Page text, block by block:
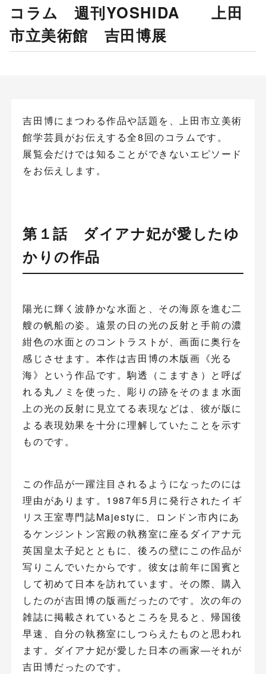
コラム 週刊YOSHIDA 上田
市立美術館 吉田博展
吉田博にまつわる作品や話題を、上田市立美術
館学芸員がお伝えする全8回のコラムです。
展覧会だけでは知ることができないエピソード
をお伝えします。
第１話 ダイアナ妃が愛したゆ
かりの作品
陽光に輝く波静かな水面と、その海原を進む二
艘の帆船の姿。遠景の日の光の反射と手前の濃
紺色の水面とのコントラストが、画面に奥行を
感じさせます。本作は吉田博の木版画《光る
海》という作品です。駒透（こますき）と呼ば
れる丸ノミを使った、彫りの跡をそのまま水面
上の光の反射に見立てる表現などは、彼が版に
よる表現効果を十分に理解していたことを示す
ものです。
この作品が一躍注目されるようになったのには
理由があります。1987年5月に発行されたイギ
リス王室専門誌Majestyに、ロンドン市内にあ
るケンジントン宮殿の執務室に座るダイアナ元
英国皇太子妃とともに、後ろの壁にこの作品が
写りこんでいたからです。彼女は前年に国賓と
して初めて日本を訪れています。その際、購入
したのが吉田博の版画だったのです。次の年の
雑誌に掲載されているところを見ると、帰国後
早速、自分の執務室にしつらえたものと思われ
ます。ダイアナ妃が愛した日本の画家―それが
吉田博だったのです。